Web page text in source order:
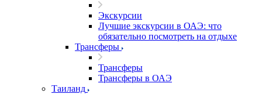
Экскурсии
Лучшие экскурсии в ОАЭ: что
обязательно посмотреть на отдыхе
Трансферы
Трансферы
Трансферы в ОАЭ
Таиланд